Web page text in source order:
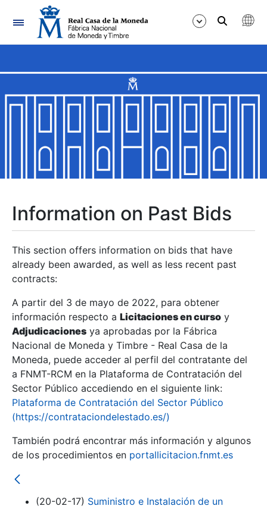
Navigation
Show/Hide
Show/Hide
Show/Hide
Show/Hide
Show/Hide
Show/Hide
Information on Past Bids
This section offers information on bids that have
already been awarded, as well as less recent past
contracts:
A partir del 3 de mayo de 2022, para obtener
información respecto a Licitaciones en curso y
Adjudicaciones ya aprobadas por la Fábrica
Nacional de Moneda y Timbre - Real Casa de la
Moneda, puede acceder al perfil del contratante del
a FNMT-RCM en la Plataforma de Contratación del
Sector Público accediendo en el siguiente link:
Plataforma de Contratación del Sector Público
(https://contrataciondelestado.es/)
También podrá encontrar más información y algunos
de los procedimientos en portallicitacion.fnmt.es
(20-02-17) Suministro e Instalación de un